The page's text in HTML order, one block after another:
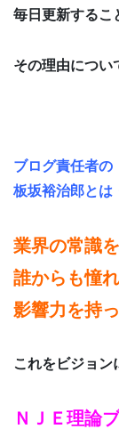
毎日更新するこ
その理由につい
ブログ責任者の
板坂裕治郎とは
業界の常識
誰からも憧
影響力を持
これをビジョン
ＮＪＥ理論